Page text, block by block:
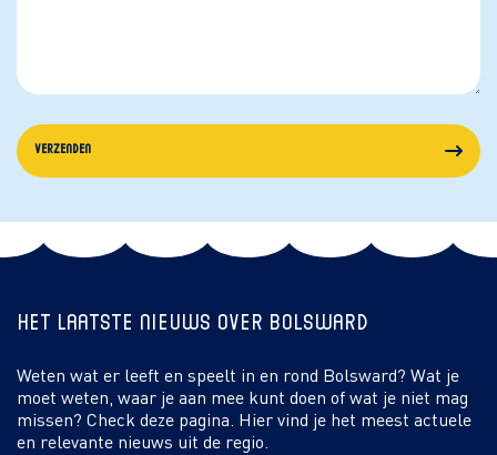
Verzenden
Het laatste nieuws over Bolsward
Weten wat er leeft en speelt in en rond Bolsward? Wat je
moet weten, waar je aan mee kunt doen of wat je niet mag
missen? Check deze pagina. Hier vind je het meest actuele
en relevante nieuws uit de regio.